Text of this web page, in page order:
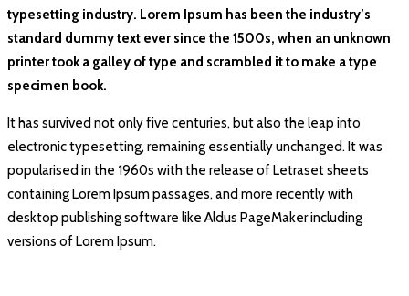
typesetting industry. Lorem Ipsum has been the industry’s
standard dummy text ever since the 1500s, when an unknown
printer took a galley of type and scrambled it to make a type
specimen book.
It has survived not only five centuries, but also the leap into
electronic typesetting, remaining essentially unchanged. It was
popularised in the 1960s with the release of Letraset sheets
containing Lorem Ipsum passages, and more recently with
desktop publishing software like Aldus PageMaker including
versions of Lorem Ipsum.